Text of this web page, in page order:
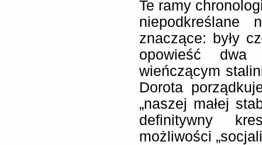
Te ramy
niepodkreślane
znaczące: były
opowieść
wieńczącym
Dorota
„naszej małej
definitywny
możliwości